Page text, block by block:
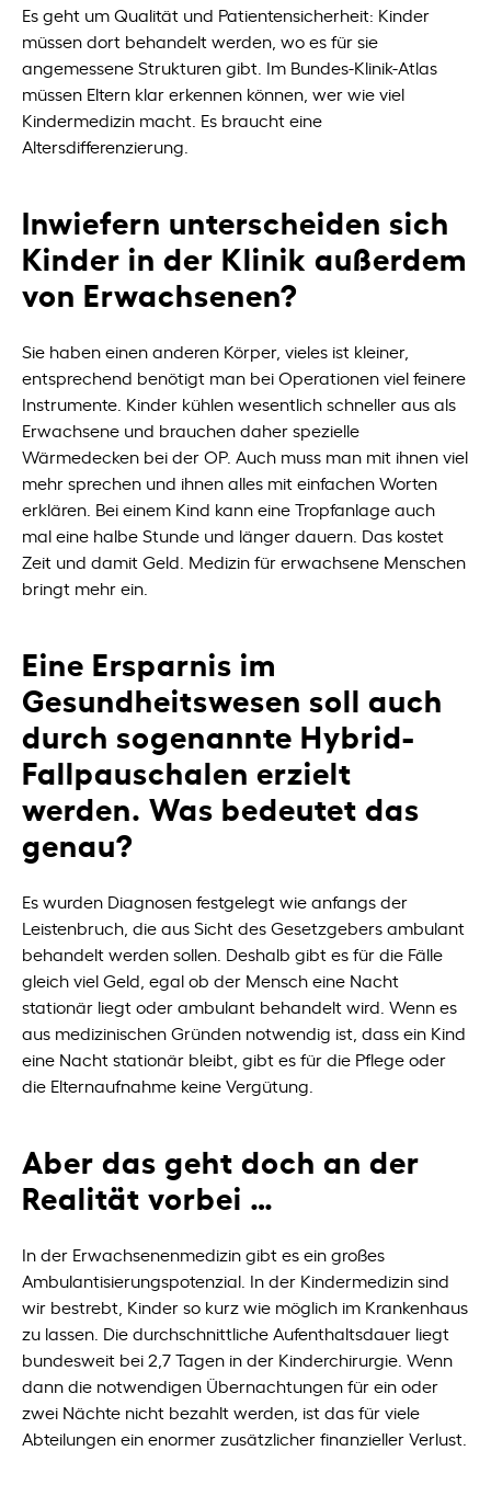
Es geht um Qualität und Patientensicherheit: Kinder
müssen dort behandelt werden, wo es für sie
angemessene Strukturen gibt. Im Bundes-Klinik-Atlas
müssen Eltern klar erkennen können, wer wie viel
Kindermedizin macht. Es braucht eine
Altersdifferenzierung.
Inwiefern unterscheiden sich
Kinder in der Klinik außerdem
von Erwachsenen?
Sie haben einen anderen Körper, vieles ist kleiner,
entsprechend benötigt man bei Operationen viel feinere
Instrumente. Kinder kühlen wesentlich schneller aus als
Erwachsene und brauchen daher spezielle
Wärmedecken bei der OP. Auch muss man mit ihnen viel
mehr sprechen und ihnen alles mit einfachen Worten
erklären. Bei einem Kind kann eine Tropfanlage auch
mal eine halbe Stunde und länger dauern. Das kostet
Zeit und damit Geld. Medizin für erwachsene Menschen
bringt mehr ein.
Eine Ersparnis im
Gesundheitswesen soll auch
durch sogenannte Hybrid-
Fallpauschalen erzielt
werden. Was bedeutet das
genau?
Es wurden Diagnosen festgelegt wie anfangs der
Leistenbruch, die aus Sicht des Gesetzgebers ambulant
behandelt werden sollen. Deshalb gibt es für die Fälle
gleich viel Geld, egal ob der Mensch eine Nacht
stationär liegt oder ambulant behandelt wird. Wenn es
aus medizinischen Gründen notwendig ist, dass ein Kind
eine Nacht stationär bleibt, gibt es für die Pflege oder
die Elternaufnahme keine Vergütung.
Aber das geht doch an der
Realität vorbei …
In der Erwachsenenmedizin gibt es ein großes
Ambulantisierungspotenzial. In der Kindermedizin sind
wir bestrebt, Kinder so kurz wie möglich im Krankenhaus
zu lassen. Die durchschnittliche Aufenthaltsdauer liegt
bundesweit bei 2,7 Tagen in der Kinderchirurgie. Wenn
dann die notwendigen Übernachtungen für ein oder
zwei Nächte nicht bezahlt werden, ist das für viele
Abteilungen ein enormer zusätzlicher finanzieller Verlust.